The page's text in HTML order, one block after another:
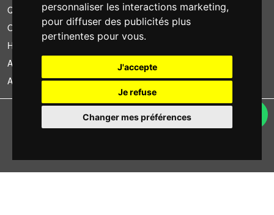
personnaliser les interactions marketing,
pour diffuser des publicités plus
pertinentes pour vous.
J'accepte
Je refuse
Changer mes préférences
Qui sommes-nous
Où nous trouver
Horaires d'ouverture
Avis sur Trovaprezzi
Avis sur Google
Copyright © Fotocolombo Srl - Viale Verdi 95 - 23807 Merate (LC) - P. Iva
03298370135 - SDI: M5UXCR1